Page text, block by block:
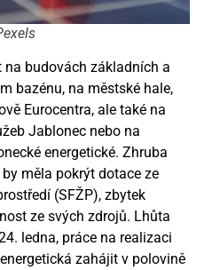
budovách základních a
bazénu, na městské hale,
Eurocentra, ale také na
Jablonec nebo na
energetické. Zhruba
měla pokrýt dotace ze
(SFŽP), zbytek
ze svých zdrojů. Lhůta
ledna, práce na realizaci
zahájit v polovině